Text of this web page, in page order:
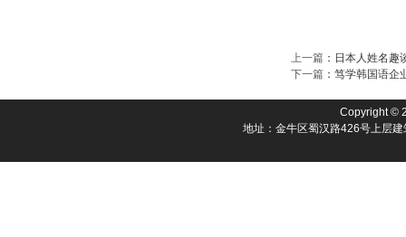
上一篇 ： 日本人姓名趣
下一篇 ： 笃学韩国语企
Copyright ©
地址：金牛区蜀汉路426号上层